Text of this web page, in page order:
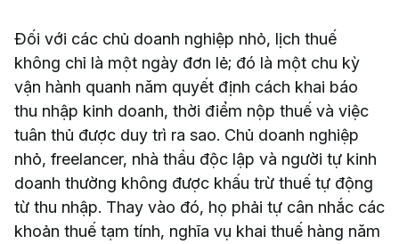
Đối với các chủ doanh nghiệp nhỏ, lịch thuế
không chỉ là một ngày đơn lẻ; đó là một chu kỳ
vận hành quanh năm quyết định cách khai báo
thu nhập kinh doanh, thời điểm nộp thuế và việc
tuân thủ được duy trì ra sao. Chủ doanh nghiệp
nhỏ, freelancer, nhà thầu độc lập và người tự kinh
doanh thường không được khấu trừ thuế tự động
từ thu nhập. Thay vào đó, họ phải tự cân nhắc các
khoản thuế tạm tính, nghĩa vụ khai thuế hàng năm